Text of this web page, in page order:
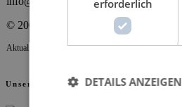
© 2000-2026 Verlag Dr. Kovač
Aktualisiert 06.08.2026 12:07
Unsere Partner
erforderlich
DETAILS ANZEIGEN